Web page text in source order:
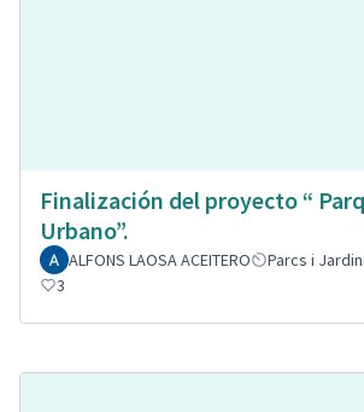
Finalización del proyecto “
Urbano”.
ALFONS LAOSA ACEITERO Parcs i
3